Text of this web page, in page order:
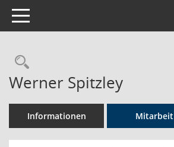
Toggle navigation
Rechercheauswahl
Werner Spitzley
Informationen Mitarbeit